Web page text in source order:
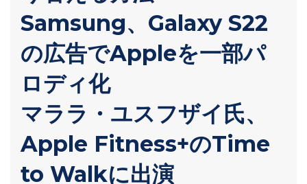
Samsung、Galaxy S22
の広告でAppleを一部パ
ロディ化
マララ・ユスフザイ氏、
Apple Fitness+のTime
to Walkに出演